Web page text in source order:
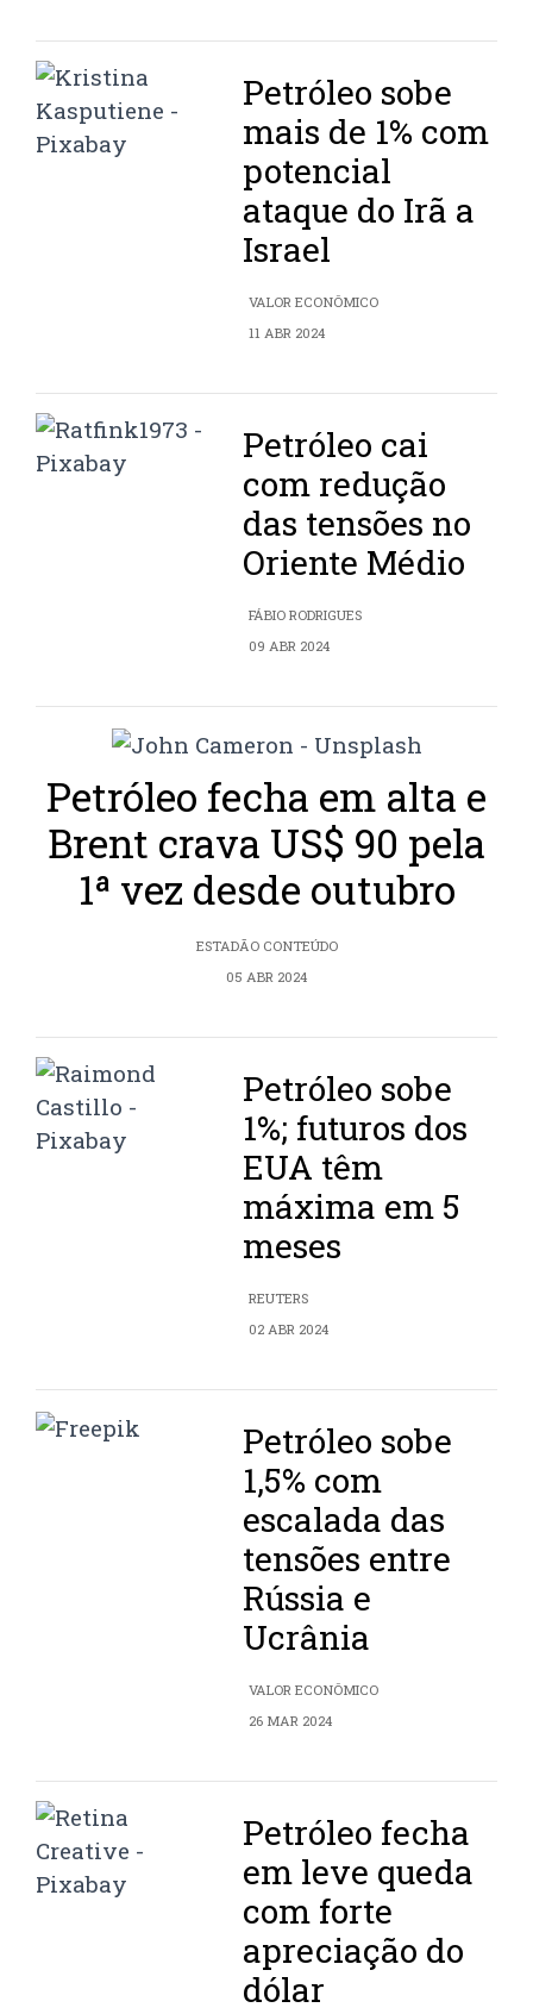
Petróleo sobe
mais de 1% com
potencial
ataque do Irã a
Israel
VALOR ECONÔMICO
11 ABR 2024
Petróleo cai
com redução
das tensões no
Oriente Médio
FÁBIO RODRIGUES
09 ABR 2024
Petróleo fecha em alta e
Brent crava US$ 90 pela
1ª vez desde outubro
ESTADÃO CONTEÚDO
05 ABR 2024
Petróleo sobe
1%; futuros dos
EUA têm
máxima em 5
meses
REUTERS
02 ABR 2024
Petróleo sobe
1,5% com
escalada das
tensões entre
Rússia e
Ucrânia
VALOR ECONÔMICO
26 MAR 2024
Petróleo fecha
em leve queda
com forte
apreciação do
dólar